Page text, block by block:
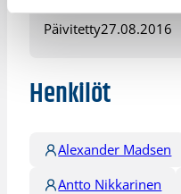
Päivitetty27.08.2016
Henkilöt
Alexander Madsen
Antto Nikkarinen